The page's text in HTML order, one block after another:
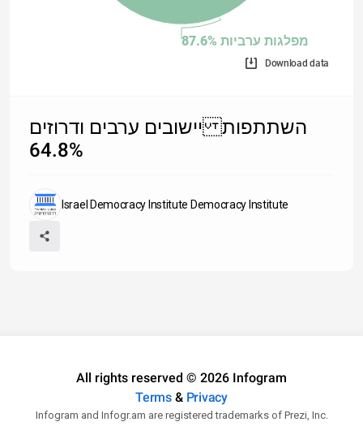
מפלגות ערביות 87.6%
Download data
יישובים ערבים ודרוזים השתתפות
64.8%
Israel Democracy Institute Democracy Institute
All rights reserved © 2026 Infogram
Terms& Privacy
Infogram and Infogr.am are registered trademarks of Prezi, Inc.